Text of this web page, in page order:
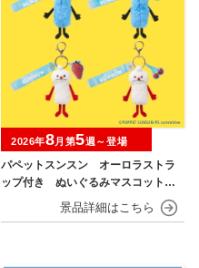
パペットスンスン オーロラストラ
ップ付き ぬいぐるみマスコット
フルーツver.
2026年8月第5週～登場